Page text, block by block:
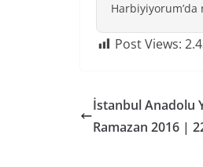
Post Views:
İstanbul Anadolu
Ramazan 2016 |